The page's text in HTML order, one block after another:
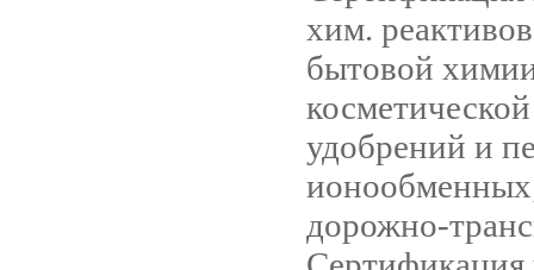
хим.
бытовой
удобрений и
дорожно-